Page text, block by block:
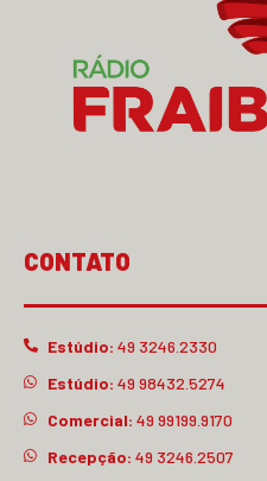
CONTATO
Estúdio: 49 3246.2330
Estúdio: 49 98432.5274
Comercial: 49 99199.9170
Recepção: 49 3246.2507